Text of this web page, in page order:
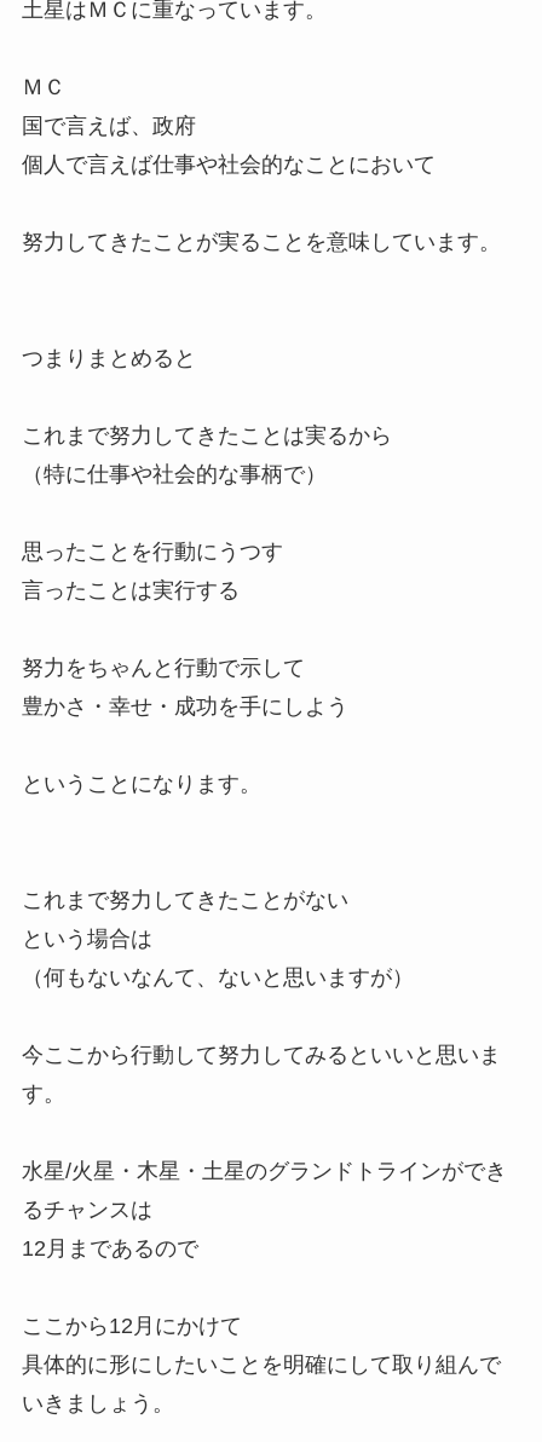
土星はＭＣに重なっています。
ＭＣ
国で言えば、政府
個人で言えば仕事や社会的なことにおいて
努力してきたことが実ることを意味しています。
つまりまとめると
これまで努力してきたことは実るから
（特に仕事や社会的な事柄で）
思ったことを行動にうつす
言ったことは実行する
努力をちゃんと行動で示して
豊かさ・幸せ・成功を手にしよう
ということになります。
これまで努力してきたことがない
という場合は
（何もないなんて、ないと思いますが）
今ここから行動して努力してみるといいと思いま
す。
水星/火星・木星・土星のグランドトラインができ
るチャンスは
12月まであるので
ここから12月にかけて
具体的に形にしたいことを明確にして取り組んで
いきましょう。